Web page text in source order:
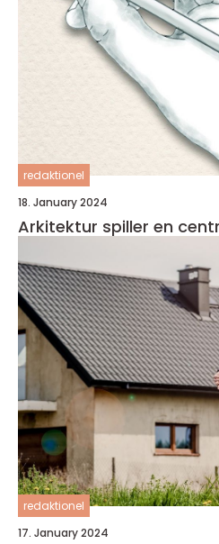
redaktionel
18. January 2024
Arkitektur spiller en
redaktionel
17. January 2024